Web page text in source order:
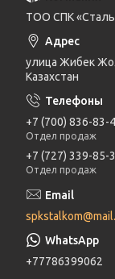
ТОО СПК
улица Жибек
Казахстан
+7 (700) 836-83-
Отдел продаж
+7 (727) 339-85-
Отдел продаж
+77786399062